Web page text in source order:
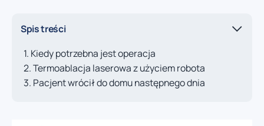
Spis treści
Kiedy potrzebna jest operacja
Termoablacja laserowa z użyciem robota
Pacjent wrócił do domu następnego dnia